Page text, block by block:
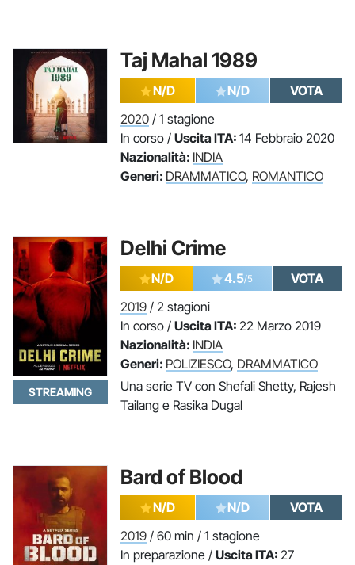
Taj Mahal 1989
N/D N/D
VOTA
2020 / 1 stagione
In corso / Uscita ITA: 14 Febbraio 2020
Nazionalità: INDIA
Generi: DRAMMATICO, ROMANTICO
Delhi Crime
STREAMING
N/D 4.5/5
VOTA
2019 / 2 stagioni
In corso / Uscita ITA: 22 Marzo 2019
Nazionalità: INDIA
Generi: POLIZIESCO, DRAMMATICO
Una serie TV con Shefali Shetty, Rajesh
Tailang e Rasika Dugal
Bard of Blood
N/D N/D
VOTA
2019 / 60 min / 1 stagione
In preparazione / Uscita ITA: 27